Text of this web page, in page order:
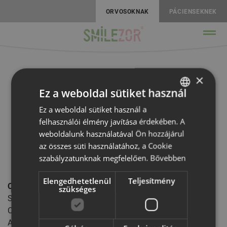
ORVOSOKNAK PÁCIENSEKNEK
Impresszum
A smilezor.hu weboldal aSmilezor Kft . tulajdonában és
gondozásában működik.
Cégnév: Smilezor Kft.
Székhely: 1133 Budapest, Véső utca 10. I. emelet 7. ajtó
Cégjegyzék szám: 01-09-326481
Adószám: 26366740-2-43
ROMANIAN
×
Ez a weboldal sütiket használ
Ez a weboldal sütiket használ a
felhasználói élmény javítása érdekében. A
weboldalunk használatával Ön hozzájárul
az összes süti használatához, a Cookie
szabályzatunknak megfelelően. Bővebben
Elengedhetetlenül
szükséges
Teljesítmény